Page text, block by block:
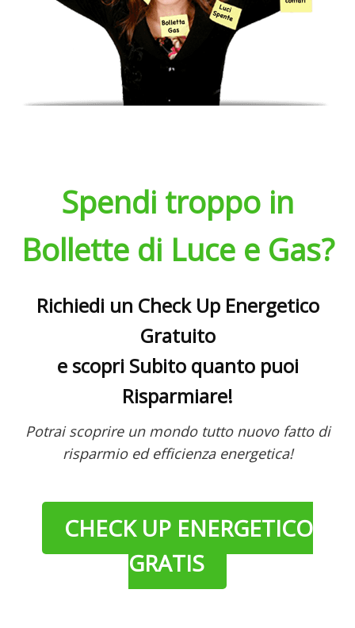
Spendi troppo in
Bollette di Luce e Gas?
Richiedi un Check Up Energetico
Gratuito
e scopri Subito quanto puoi
Risparmiare!
Potrai scoprire un mondo tutto nuovo fatto di
risparmio ed efficienza energetica!
CHECK UP ENERGETICO
GRATIS